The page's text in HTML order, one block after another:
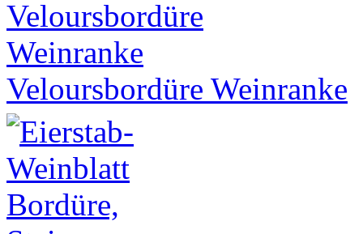
Veloursbordüre Weinranke